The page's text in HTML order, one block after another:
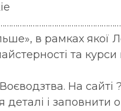
в рамках якої
та
На сайті ?
і заповнити